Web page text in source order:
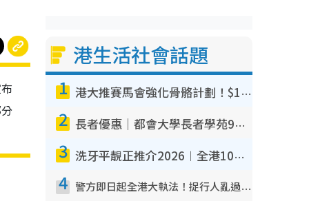
港生活社會話題
1 港大推賽馬會強化骨骼計劃！$100骨質密度X光檢查 完成免費運動訓練送超市禮券！附參加資格
2 長者優惠｜都會大學長者學苑9月免費課程！多媒體/微電影創作/網絡安全 附報名方法教學
3 洗牙平靚正推介2026︱全港10大牙科診所/醫院懶人包 夜診至8點/鎮靜潔牙/醫療券適用
4 警方即日起全港大執法！捉行人亂過馬路+司機不專注駕駛！亂過馬路罰$2000